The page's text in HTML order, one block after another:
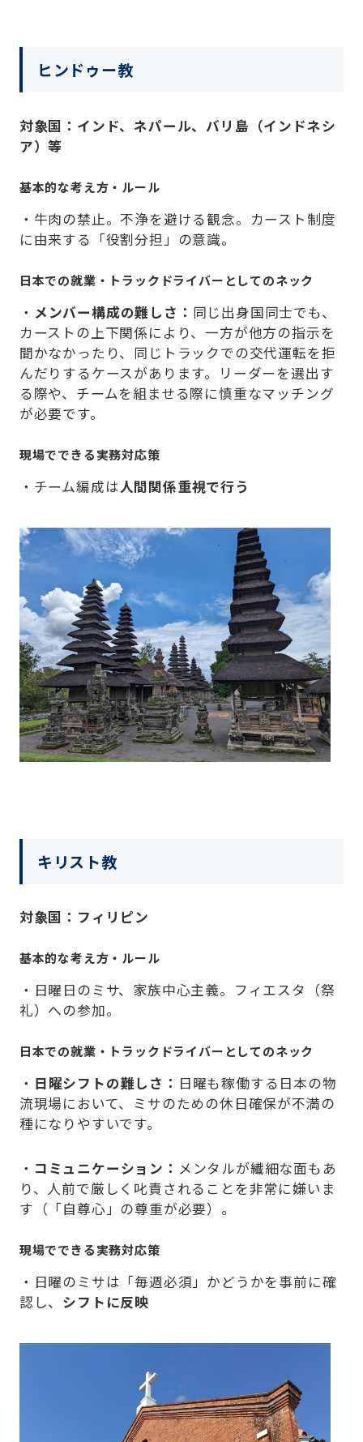
ヒンドゥー教
対象国：インド、ネパール、バリ島（インドネシ
ア）等
基本的な考え方・ルール
・牛肉の禁止。不浄を避ける観念。カースト制度
に由来する「役割分担」の意識。
日本での就業・トラックドライバーとしてのネック
・ メンバー構成の難しさ： 同じ出身国同士でも、
カーストの上下関係により、一方が他方の指示を
聞かなかったり、同じトラックでの交代運転を拒
んだりするケースがあります。リーダーを選出す
る際や、チームを組ませる際に慎重なマッチング
が必要です。
現場でできる実務対応策
・チーム編成は人間関係重視で行う
キリスト教
対象国：フィリピン
基本的な考え方・ルール
・日曜日のミサ、家族中心主義。フィエスタ（祭
礼）への参加。
日本での就業・トラックドライバーとしてのネック
・ 日曜シフトの難しさ： 日曜も稼働する日本の物
流現場において、ミサのための休日確保が不満の
種になりやすいです。
・ コミュニケーション： メンタルが繊細な面もあ
り、人前で厳しく叱責されることを非常に嫌いま
す（「自尊心」の尊重が必要）。
現場でできる実務対応策
・日曜のミサは「毎週必須」かどうかを事前に確
認し、 シフトに反映